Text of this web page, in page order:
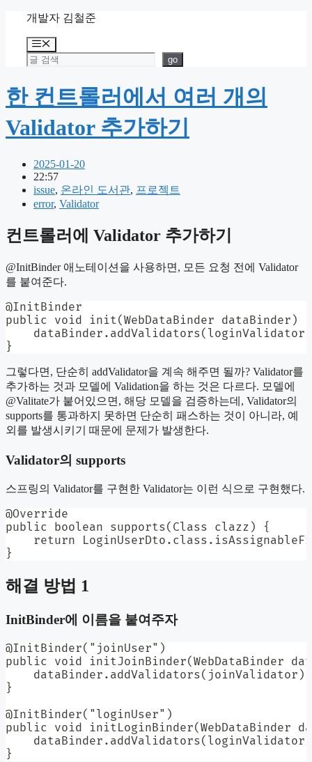
content
개발자 김철준
Menu
검색 go
한 컨트롤러에서 여러 개의
Validator 추가하기
2025-01-20
22:57
issue, 온라인 도서관, 프로젝트
error, Validator
컨트롤러에 Validator 추가하기
@InitBinder 애노테이션을 사용하면, 모든 요청 전에 Validator
를 붙여준다.
@InitBinder
public void init(WebDataBinder dataBinder) {
}
그렇다면, 단순히 addValidator을 계속 해주면 될까? Validator를
추가하는 것과 모델에 Validation을 하는 것은 다르다. 모델에
@Valitate가 붙어있으면, 해당 모델을 검증하는데, Validator의
supports를 통과하지 못하면 단순히 패스하는 것이 아니라, 예
외를 발생시키기 때문에 문제가 발생한다.
Validator의 supports
스프링의 Validator를 구현한 Validator는 이런 식으로 구현했다.
@Override
public boolean supports(Class clazz) {
return
}
해결 방법 1
InitBinder에 이름을 붙여주자
@InitBinder("joinUser")
public void initJoinBinder(WebDataBinder
    dataBinder.addValidators(joinValidator);
}
@InitBinder("loginUser")
public void initLoginBinder(WebDataBinder
}